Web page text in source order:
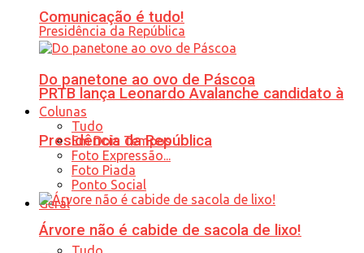
PRTB lança Leonardo Avalanche candidato à
Presidência da República
Geral
Comunicação é tudo!
Do panetone ao ovo de Páscoa
Colunas
Tudo
Em Dois Tempos
Foto Expressão...
Foto Piada
Ponto Social
Árvore não é cabide de sacola de lixo!